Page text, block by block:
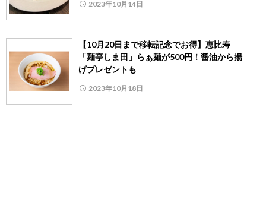
2023年10月14日
【10月20日まで移転記念でお得】恵比寿
「麺亭しま田」らぁ麺が500円！醤油から揚
げプレゼントも
2023年10月18日